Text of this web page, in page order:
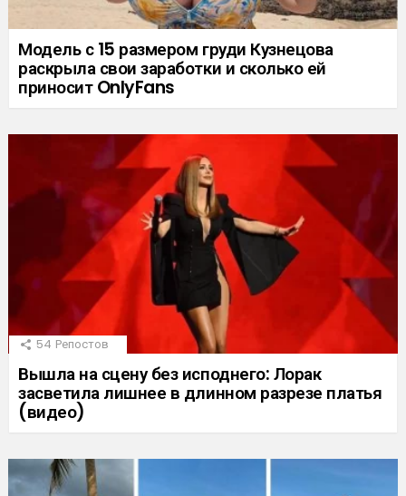
Модель с 15 размером груди Кузнецова
раскрыла свои заработки и сколько ей
приносит OnlyFans
54 Репостов
Вышла на сцену без исподнего: Лорак
засветила лишнее в длинном разрезе платья
(видео)